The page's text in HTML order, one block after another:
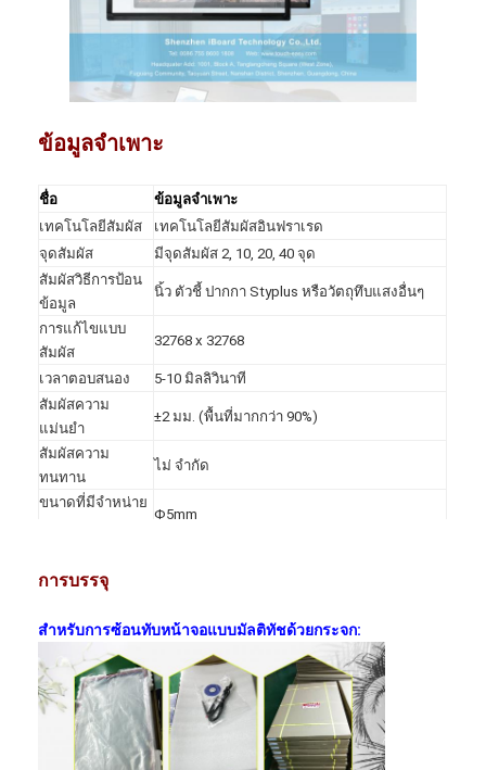
กระดานไวท์บอร์ดแบบโต้ตอบ Iboard
ไวท์บอร์ดแบบโต้ตอบ IR
จอแบนแบบโต้ตอบ
หน้าจอสัมผัสแบบโต้ตอบ
lcd smart board
กระดานไวท์บอร์ด LED แบบโต้ตอบ
ไวท์บอร์ดหน้าจอสัมผัสแบบโต้ตอบ
กระดานไวท์บอร์ดแบบอินเทอร์แอคทีฟ All In One
ไวท์บอร์ดแบบพกพาแบบโต้ตอบ
กระดานดำอัจฉริยะ
กรอบสัมผัสอินฟราเรด
ขาตั้งกระดานไวท์บอร์ดแบบโต้ตอบ
กล้อง Visualizer Document
โปรเจคเตอร์
ข้อมูลจำเพาะ
ชื่อ
ข้อมูลจำเพาะ
เทคโนโลยีสัมผัส
เทคโนโลยีสัมผัสอินฟราเรด
จุดสัมผัส
มีจุดสัมผัส 2, 10, 20, 40 จุด
สัมผัสวิธีการป้อน
ข้อมูล
นิ้ว ตัวชี้ ปากกา Styplus หรือวัตถุทึบแสงอื่นๆ
การแก้ไขแบบ
สัมผัส
32768 x 32768
เวลาตอบสนอง
5-10 มิลลิวินาที
สัมผัสความ
แม่นยำ
±2 มม. (พื้นที่มากกว่า 90%)
สัมผัสความ
ทนทาน
ไม่ จำกัด
ขนาดที่มีจำหน่าย
Φ5mm
การดำเนินงาน
ระบบรองรับ
Windows/Mac OS/Linux/Android/Chrome
การบรรจุ
สำหรับการซ้อนทับหน้าจอแบบมัลติทัชด้วยกระจก: